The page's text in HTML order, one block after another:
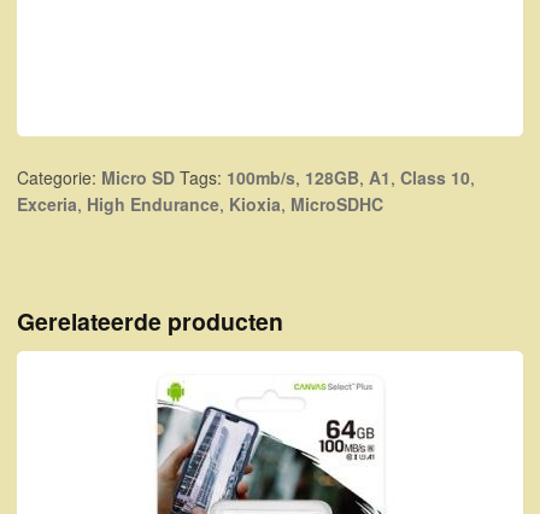
Categorie: Micro SD Tags: 100mb/s, 128GB, A1, Class 10,
Exceria, High Endurance, Kioxia, MicroSDHC
Gerelateerde producten